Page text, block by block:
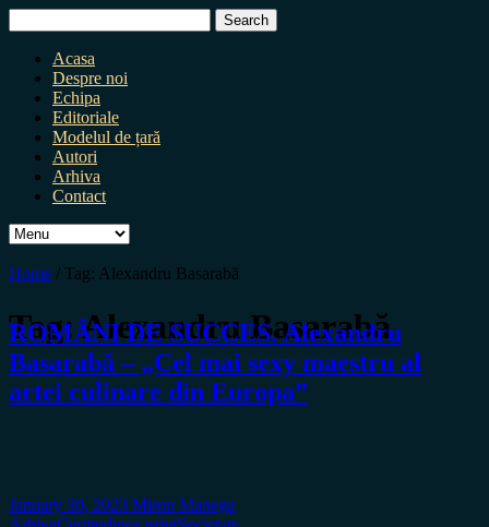
for:
Acasa
Despre noi
Echipa
Editoriale
Modelul de țară
Autori
Arhiva
Contact
Home / Tag: Alexandru Basarabă
Tag:Alexandru Basarabă
ROMÂNI DE SUCCES. Alexandru
Basarabă – „Cel mai sexy maestru al
artei culinare din Europa”
January 30, 2023 Miron Manega